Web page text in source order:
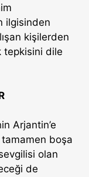
ilgisinden
kişilerden
tepkisini dile
Arjantin’e
boşa
sevgilisi olan
de